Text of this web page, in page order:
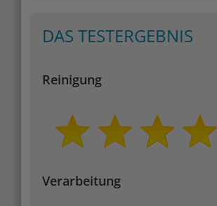
DAS TESTERGEBNIS
Reinigung
Verarbeitung